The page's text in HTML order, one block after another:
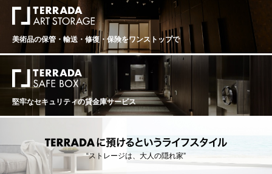
美術品の保管・輸送・修復・保険をワンストップで
堅牢なセキュリティの貸金庫サービス
“ストレージは、大人の隠れ家”